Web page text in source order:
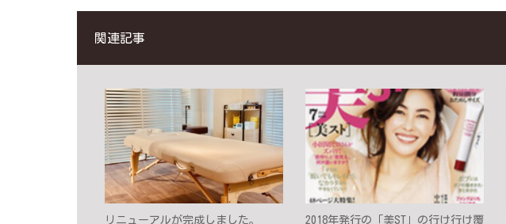
関連記事
リニューアルが完成しました。
2018年発行の「美ST」の行け行け覆